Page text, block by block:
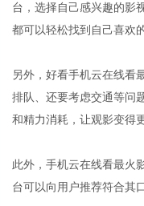
台，选择自己感兴趣的影
都可以轻松找到自己喜欢
另外，好看手机云在线看
排队、还要考虑交通等问
和精力消耗，让观影变得
此外，手机云在线看最火
台可以向用户推荐符合其